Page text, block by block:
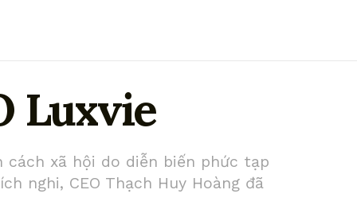
Luxvie
xã hội do diễn biến phức tạp
nghi, CEO Thạch Huy Hoàng đã